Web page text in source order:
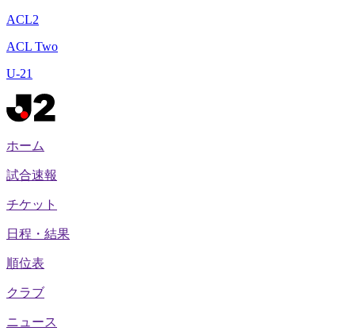
ACL2
ACL Two
U-21
ホーム
試合速報
チケット
日程・結果
順位表
クラブ
ニュース